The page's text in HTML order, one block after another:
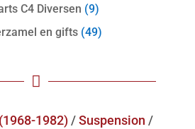
C4 Diversen (9)
en gifts (49)

1982)/Suspension /